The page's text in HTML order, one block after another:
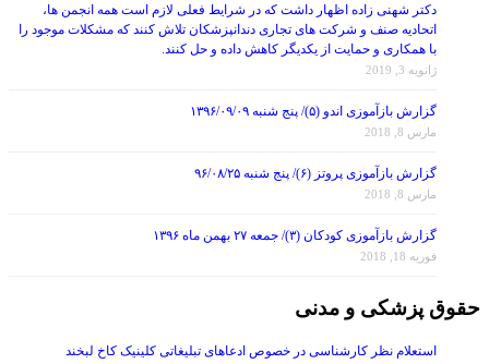
دکتر شهنی زاده اظهار داشت که در شرایط فعلی لازم است همه انجمن ها،
اتحادیه صنف و شرکت های تجاری دندانپزشکان تلاش کنند که مشکلات موجود را
با همکاری و حمایت از یکدیگر کاهش داده و حل کنند.
ژانویه 3, 2019
گزارش بازآموزی اندو (۵)/ پنج شنبه ۱۳۹۶/۰۹/۰۹
مارس 8, 2018
گزارش بازآموزی پروتز (۶)/ پنج شنبه ۹۶/۰۸/۲۵
مارس 8, 2018
گزارش بازآموزی کودکان (۳)/ جمعه ۲۷ بهمن ماه ۱۳۹۶
فوریه 18, 2018
حقوق پزشکی و مدنی
استعلام نظر کارشناسی در خصوص ادعاهای تبلیغاتی کلینیک کاخ لبخند